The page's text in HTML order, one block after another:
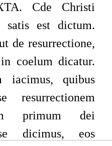
Cde Christi
est dictum.
de resurrectione,
coelum dicatur.
iacimus, quibus
resurrectionem
primum dei
dicimus, eos